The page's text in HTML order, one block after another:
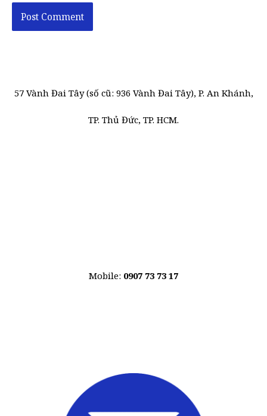
57 Vành Đai Tây (số cũ: 936 Vành Đai Tây), P. An Khánh,
TP. Thủ Đức, TP. HCM.
Mobile: 0907 73 73 17